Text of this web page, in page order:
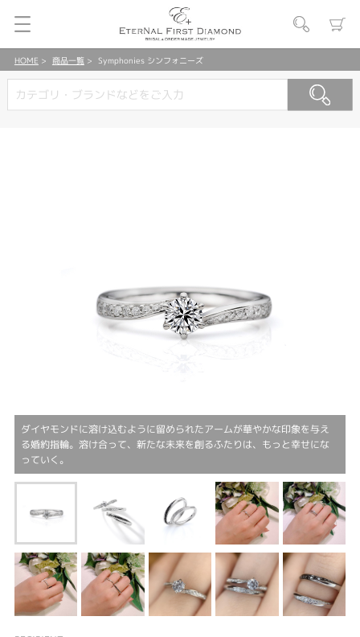
HOME 商品一覧 Symphonies シンフォニーズ
ダイヤモンドに溶け込むように留められたアームが華やかな印象を与え
る婚約指輪。溶け合って、新たな未来を創るふたりは、もっと幸せにな
っていく。